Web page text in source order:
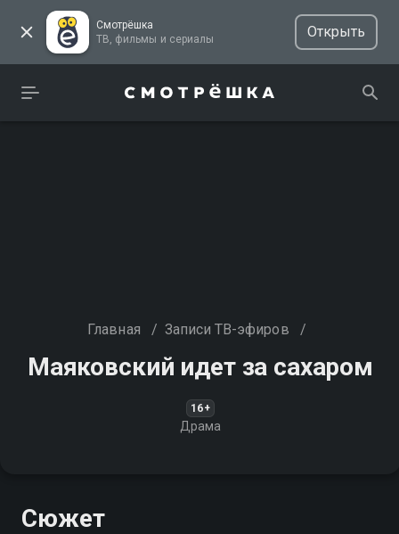
Смотрёшка
ТВ, фильмы и сериалы
Открыть
Главная / Записи ТВ-эфиров /
Маяковский идет за сахаром
16+
Драма
Сюжет